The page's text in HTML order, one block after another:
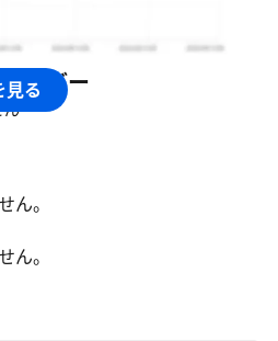
に特化した求人メディア事業
見るンバー
ん
ん。
ん。